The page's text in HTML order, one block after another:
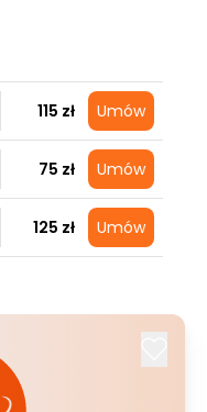
115 zł Umów
75 zł Umów
125 zł Umów